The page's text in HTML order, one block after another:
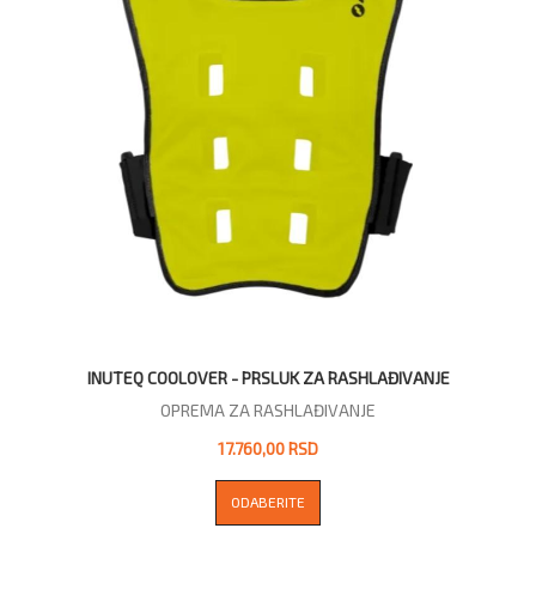
INUTEQ COOLOVER - PRSLUK ZA RASHLAĐIVANJE
OPREMA ZA RASHLAĐIVANJE
17.760,00 RSD
ODABERITE